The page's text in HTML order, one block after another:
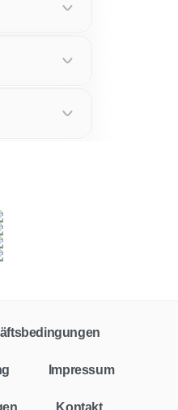
Barkauf Auto-Abo
Impressum
Kontakt